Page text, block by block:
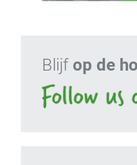
Blijf op de